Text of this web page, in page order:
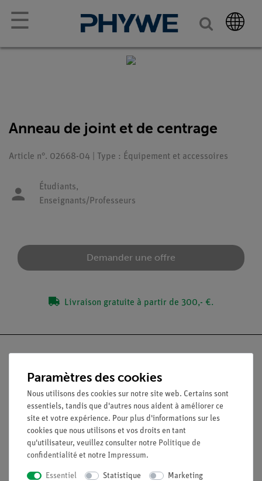
☰
Anneau de joint et de centrage
Article n°. 02668-04 | Type : Équipement et accessoires
Étudiants,
Enseignants/Professeurs
Demander une offre
Livraison gratuite à partir de 300,- €.
Nach oben
Légal
Conditions générales de vente
Paramètres des cookies
Nous utilisons des cookies sur notre site web. Certains sont
essentiels, tandis que d'autres nous aident à améliorer ce
site et votre expérience. Pour plus d'informations sur les
cookies que nous utilisons et vos droits en tant
qu'utilisateur, veuillez consulter notre Politique de
confidentialité et notre Impressum.
Essentiel Statistique Marketing